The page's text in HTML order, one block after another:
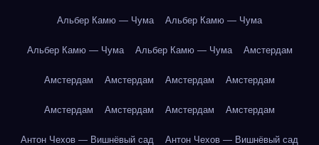
Альбер Камю — Чума Альбер Камю — Чума
Альбер Камю — Чума Альбер Камю — Чума Амстердам
Амстердам Амстердам Амстердам Амстердам
Амстердам Амстердам Амстердам Амстердам
Антон Чехов — Вишнёвый сад Антон Чехов — Вишнёвый сад